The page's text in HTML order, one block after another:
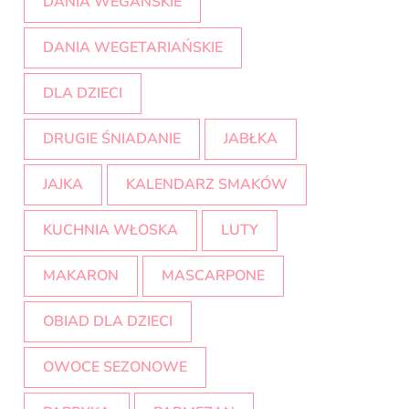
DANIA WEGETARIAŃSKIE
DLA DZIECI
DRUGIE ŚNIADANIE JABŁKA
JAJKA KALENDARZ SMAKÓW
KUCHNIA WŁOSKA LUTY
MAKARON MASCARPONE
OBIAD DLA DZIECI
OWOCE SEZONOWE